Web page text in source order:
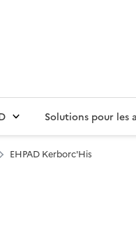
Solutions pour les
EHPAD Kerborc'His